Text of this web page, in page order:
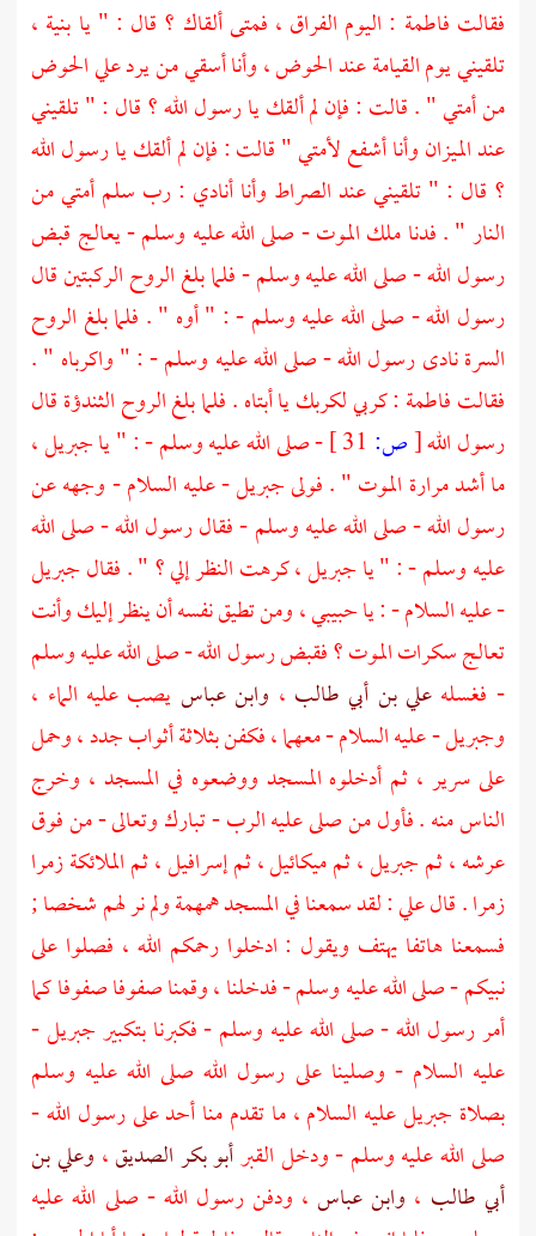
فقالت فاطمة : اليوم الفراق ، فمتى ألقاك ؟ قال : " يا بنية ،
تلقيني يوم القيامة عند الحوض ، وأنا أسقي من يرد علي الحوض
من أمتي " . قالت : فإن لم ألقك يا رسول الله ؟ قال : " تلقيني
عند الميزان وأنا أشفع لأمتي " قالت : فإن لم ألقك يا رسول الله
؟ قال : " تلقيني عند الصراط وأنا أنادي : رب سلم أمتي من
النار " . فدناملك الموت- صلى الله عليه وسلم - يعالج قبض
رسول الله - صلى الله عليه وسلم - فلما بلغ الروح الركبتين قال
رسول الله - صلى الله عليه وسلم - : " أوه " . فلما بلغ الروح
السرة نادى رسول الله - صلى الله عليه وسلم - : " واكرباه " .
فقالتفاطمة : كربي لكربك يا أبتاه . فلما بلغ الروح الثندؤة قال
رسول الله[ص: - صلى الله عليه وسلم - : " ياجبريل،
ما أشد مرارة الموت " . فولىجبريل- عليه السلام - وجهه عن
رسول الله - صلى الله عليه وسلم - فقال رسول الله - صلى الله
عليه وسلم - : " ياجبريل، كرهت النظر إلي ؟ " . فقالجبريل
- عليه السلام - : يا حبيبي ، ومن تطيق نفسه أن ينظر إليك وأنت
تعالج سكرات الموت ؟ فقبض رسول الله - صلى الله عليه وسلم
- فغسله علي بن أبي طالب ، وابن عباس يصب عليه الماء ،
وجبريل- عليه السلام - معهما ، فكفن بثلاثة أثواب جدد ، وحمل
على سرير ، ثم أدخلوه المسجد ووضعوه في المسجد ، وخرج
الناس منه . فأول من صلى عليه الرب - تبارك وتعالى - من فوق
عرشه ، ثمجبريل، ثمميكائيل، ثمإسرافيل، ثم الملائكة زمرا
زمرا . قالعلي: لقد سمعنا في المسجد همهمة ولم نر لهم شخصا ;
فسمعنا هاتفا يهتف ويقول : ادخلوا رحمكم الله ، فصلوا على
نبيكم - صلى الله عليه وسلم - فدخلنا ، وقمنا صفوفا صفوفا كما
أمر رسول الله - صلى الله عليه وسلم - فكبرنا بتكبيرجبريل-
عليه السلام - وصلينا على رسول الله صلى الله عليه وسلم
بصلاة جبريل عليه السلام ، ما تقدم منا أحد على رسول الله -
صلى الله عليه وسلم - ودخل القبرأبو بكر الصديق، وعلي بن
أبي طالب ، وابن عباس ، ودفن رسول الله - صلى الله عليه